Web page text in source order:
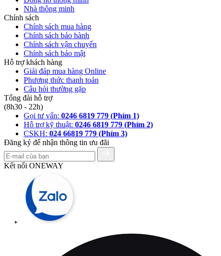
Nhà thông minh
Chính sách
Chính sách mua hàng
Chính sách bảo hành
Chính sách vận chuyển
Chính sách bảo mật
Hỗ trợ khách hàng
Giải đáp mua hàng Online
Phương thức thanh toán
Câu hỏi thường gặp
Tổng đài hỗ trợ
(8h30 - 22h)
Gọi tư vấn: 0246 6819 779 (Phím 1)
Hỗ trợ kỹ thuật: 0246 6819 779 (Phím 2)
CSKH: 024 66819 779 (Phím 3)
Đăng ký để nhận thông tin ưu đãi
Kết nối ONEWAY